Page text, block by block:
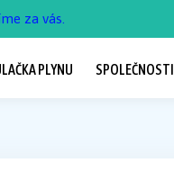
za vás.
PLYNU SPOLEČNOSTI